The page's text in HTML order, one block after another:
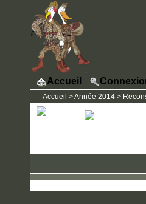
Accueil
Accueil >Année 2014 >